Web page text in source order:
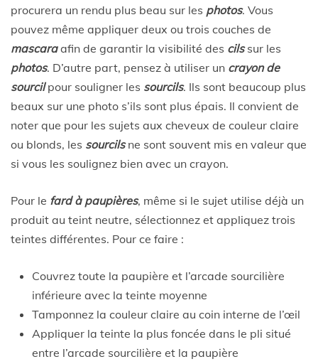
procurera un rendu plus beau sur les photos. Vous
pouvez même appliquer deux ou trois couches de
mascaraafin de garantir la visibilité des cilssur les
photos. D’autre part, pensez à utiliser un crayon de
sourcilpour souligner les sourcils. Ils sont beaucoup plus
beaux sur une photo s’ils sont plus épais. Il convient de
noter que pour les sujets aux cheveux de couleur claire
ou blonds, les sourcilsne sont souvent mis en valeur que
si vous les soulignez bien avec un crayon.
Pour le fard à paupières, même si le sujet utilise déjà un
produit au teint neutre, sélectionnez et appliquez trois
teintes différentes. Pour ce faire :
Couvrez toute la paupière et l’arcade sourcilière
inférieure avec la teinte moyenne
Tamponnez la couleur claire au coin interne de l’œil
Appliquer la teinte la plus foncée dans le pli situé
entre l’arcade sourcilière et la paupière